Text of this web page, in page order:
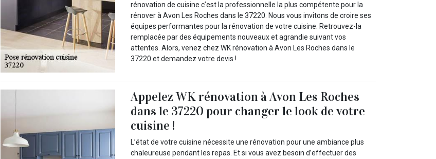
rénovation de cuisine c’est la professionnelle la plus compétente pour la
rénover à Avon Les Roches dans le 37220. Nous vous invitons de croire ses
équipes performantes pour la rénovation de votre cuisine. Retrouvez-la
remplacée par des équipements nouveaux et agrandie suivant vos
attentes. Alors, venez chez WK rénovation à Avon Les Roches dans le
37220 et demandez votre devis !
Appelez WK rénovation à Avon Les Roches
dans le 37220 pour changer le look de votre
cuisine !
L’état de votre cuisine nécessite une rénovation pour une ambiance plus
chaleureuse pendant les repas. Et si vous avez besoin d’effectuer des